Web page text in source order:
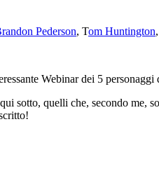
Pederson, Tom Huntington,
Webinar dei 5
sotto, quelli che, secondo